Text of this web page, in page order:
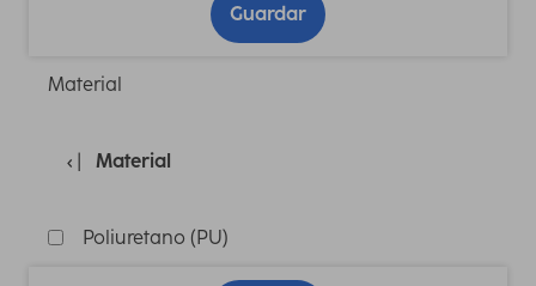
Guardar
Material
Material
Poliuretano (PU)